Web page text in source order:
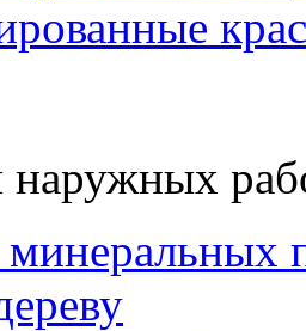
наружных
минеральных